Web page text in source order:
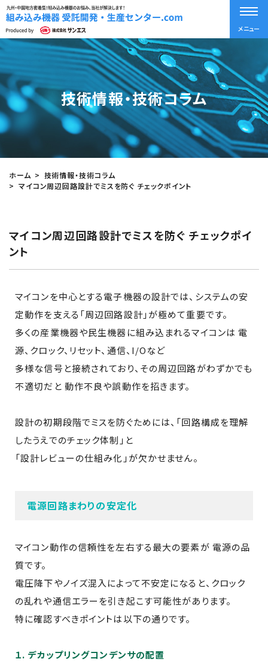
メニュー
技術情報・技術コラム
ホーム
技術情報・技術コラム
マイコン周辺回路設計でミスを防ぐ チェックポイント
マイコン周辺回路設計でミスを防ぐ チェックポイ
ント
マイコンを中心とする電子機器の設計では、システムの安
定動作を支える「周辺回路設計」が極めて重要です。
多くの産業機器や民生機器に組み込まれるマイコンは 電
源、クロック、リセット、通信、I/Oなど
多様な信号と接続されており、その周辺回路がわずかでも
不適切だと 動作不良や誤動作を招きます。
設計の初期段階でミスを防ぐためには、「回路構成を理解
したうえでのチェック体制」と
「設計レビューの仕組み化」が欠かせません。
電源回路まわりの安定化
マイコン動作の信頼性を左右する最大の要素が 電源の品
質です。
電圧降下やノイズ混入によって不安定になると、クロック
の乱れや通信エラーを引き起こす可能性があります。
特に確認すべきポイントは以下の通りです。
１. デカップリングコンデンサの配置